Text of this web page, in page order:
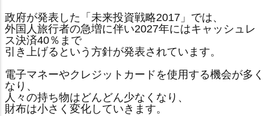
政府が発表した「未来投資戦略2017」では、
外国人旅行者の急増に伴い2027年にはキャッシュレ
ス決済40％まで
引き上げるという方針が発表されています。
電子マネーやクレジットカードを使用する機会が多く
なり、
人々の持ち物はどんどん少なくなり、
財布は小さく変化していきます。